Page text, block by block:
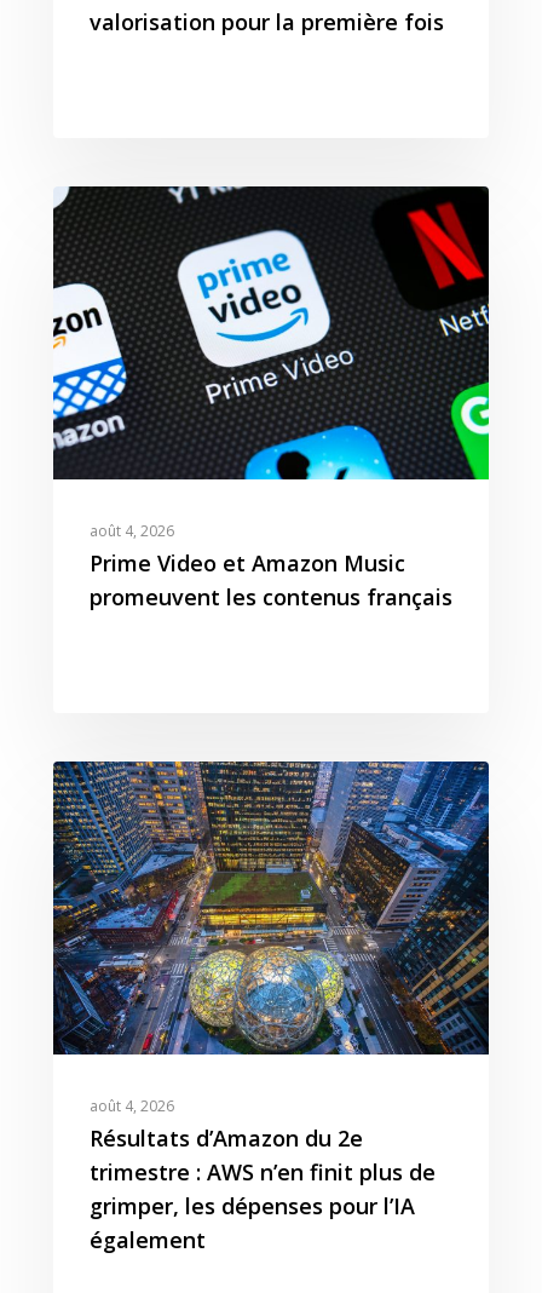
valorisation pour la première fois
août 4, 2026
Prime Video et Amazon Music
promeuvent les contenus français
août 4, 2026
Résultats d’Amazon du 2e
trimestre : AWS n’en finit plus de
grimper, les dépenses pour l’IA
également